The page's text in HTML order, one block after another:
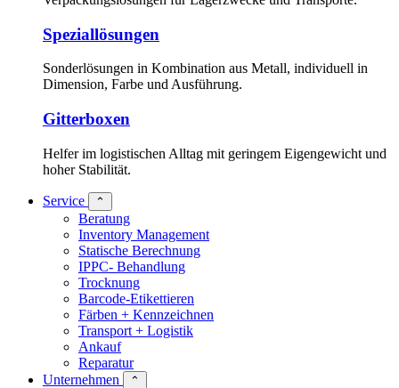
Speziallösungen
Sonderlösungen in Kombination aus Metall, individuell in
Dimension, Farbe und Ausführung.
Gitterboxen
Helfer im logistischen Alltag mit geringem Eigengewicht und
hoher Stabilität.
Service ⌃
Beratung
Inventory Management
Statische Berechnung
IPPC- Behandlung
Trocknung
Barcode-Etikettieren
Färben + Kennzeichnen
Transport + Logistik
Ankauf
Reparatur
Unternehmen
⌃